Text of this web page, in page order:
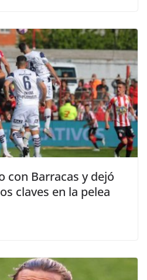
con Barracas y dejó
claves en la pelea